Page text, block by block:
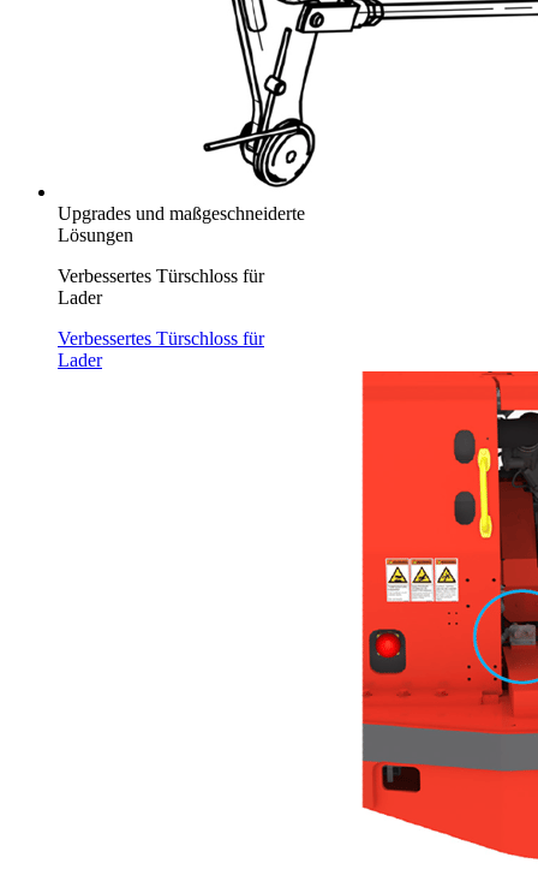
Upgrades und maßgeschneiderte
Lösungen
Verbessertes Türschloss für
Lader
Verbessertes Türschloss für
Lader